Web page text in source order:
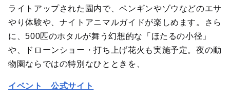
ライトアップされた園内で、ペンギンやゾウなどのエサ
やり体験や、ナイトアニマルガイドが楽しめます。さら
に、500匹のホタルが舞う幻想的な「ほたるの小径」
や、ドローンショー・打ち上げ花火も実施予定。夜の動
物園ならではの特別なひとときを、
イベント 公式サイト